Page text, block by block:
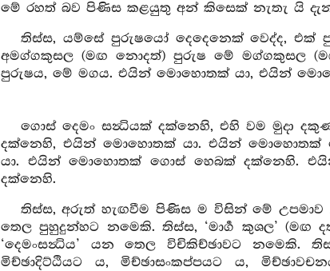
මේ රහත් බව පිණිස කළයුතු අන් කිසෙක් නැතැ යි
තිස්ස, යම්සේ පුරුෂයෝ දෙදෙනෙක් වෙද්ද, එක්
අමග්ගකුසල (මඟ නොදත්) පුරුෂ මේ මග්ගකුසල
පුරුෂය, මේ මගය. එයින් මොහොතක් යා, එයින්
ගොස් දෙමං සන්‍ධියක් දක්නෙහි, එහි වම මුදා
දක්නෙහි, එයින් මොහොතක් යා. එයින් මොහොතක්
යා. එයින් මොහොතක් ගොස් හෙබක් දක්නෙහි.
දක්නෙහි.
තිස්ස, අරුත් හැඟවීම පිණිස ම විසින් මේ උපමාව
තෙල පුහුදුන්හට නමෙකි. තිස්ස, ‘මාර්‍ග කුශල’
‘දෙමංසන්‍ධිය’ යන තෙල විචිකිච්ඡාවට නමෙකි.
මිච්ඡාදිට්ඨියට ය, මිච්ඡාසංකප්පයට ය,